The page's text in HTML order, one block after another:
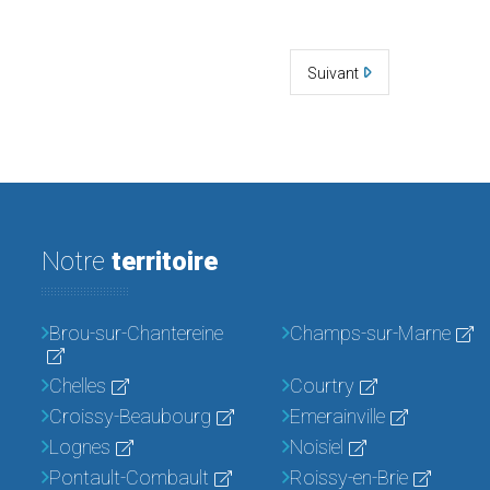
Suivant
Notre territoire
Brou-sur-Chantereine Champs-sur-Marne
Chelles
Courtry
Croissy-Beaubourg
Emerainville
Lognes
Noisiel
Pontault-Combault
Roissy-en-Brie